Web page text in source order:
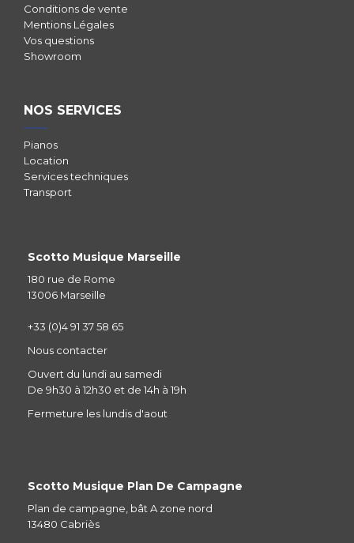
Conditions de vente
Mentions Légales
Vos questions
Showroom
NOS SERVICES
Pianos
Location
Services techniques
Transport
Scotto Musique Marseille
180 rue de Rome
13006 Marseille
+33 (0)4 91 37 58 65
Nous contacter
Ouvert du lundi au samedi
De 9h30 à 12h30 et de 14h à 19h
Fermeture les lundis d'aout
Scotto Musique Plan De Campagne
Plan de campagne, bât A zone nord
13480 Cabriès